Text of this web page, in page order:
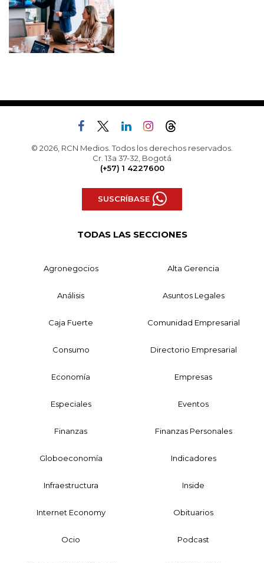
© 2026, RCN Medios. Todos los derechos reservados.
Cr. 13a 37-32, Bogotá
(+57) 1 4227600
SUSCRÍBASE
TODAS LAS SECCIONES
Agronegocios Alta Gerencia
Análisis Asuntos Legales
Caja Fuerte Comunidad Empresarial
Consumo Directorio Empresarial
Economía Empresas
Especiales Eventos
Finanzas Finanzas Personales
Globoeconomía Indicadores
Infraestructura Inside
Internet Economy Obituarios
Ocio Podcast